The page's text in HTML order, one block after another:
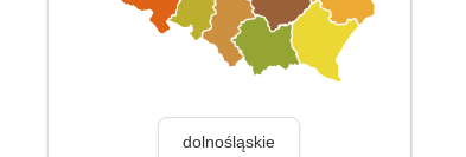
dolnośląskie